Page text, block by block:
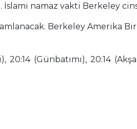
İslami namaz vakti Berkeley
Berkeley Amerika
(Günbatımı), 20:14